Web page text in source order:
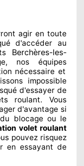
agiren toute
d'accéder au
Berchères-les-
nos équipes
nécessaire et
impossible
d'essayer de
roulant. Vous
d'avantage si
blocage ou le
volet roulant
pouvez risquez
en essayant de